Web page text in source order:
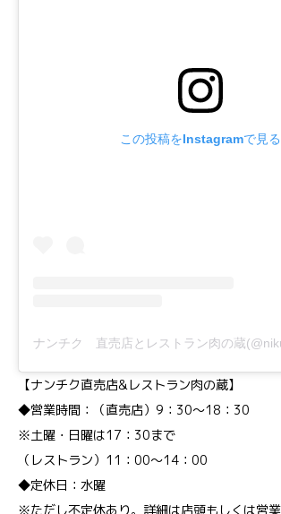
この投稿をInstagramで見る
【ナンチク直売店&レストラン肉の蔵】
◆営業時間：（直売店）9：30～18：30
※土曜・日曜は17：30まで
（レストラン）11：00～14：00
◆定休日：水曜
※ただし不定休あり。詳細は店頭もしくは営